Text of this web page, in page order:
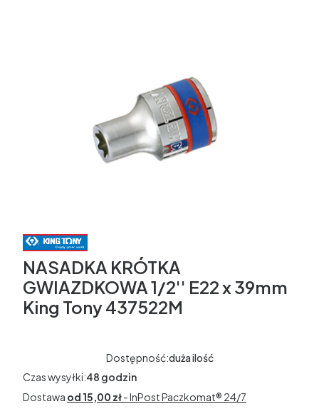
NASADKA KRÓTKA
GWIAZDKOWA 1/2'' E22 x 39mm
King Tony 437522M
Dostępność:duża ilość
Czas wysyłki:48 godzin
Dostawa od 15,00 zł- InPost Paczkomat® 24/7